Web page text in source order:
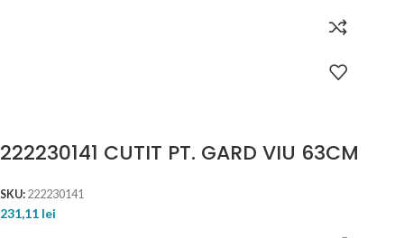
222230141 CUTIT PT. GARD VIU 63CM
SKU: 222230141
231,11 lei